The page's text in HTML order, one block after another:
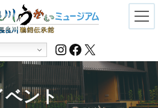
Instagram
Facebook
X
ベント